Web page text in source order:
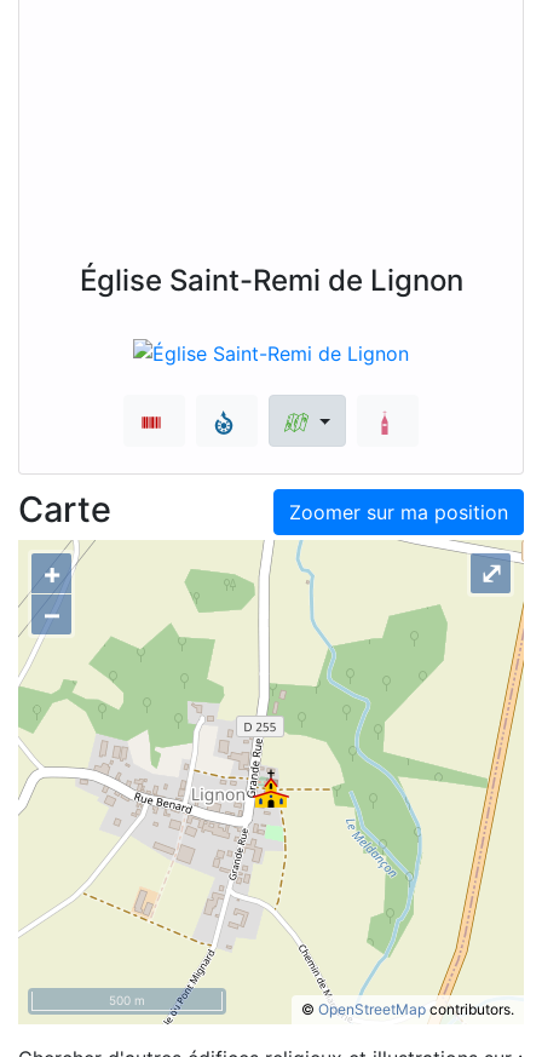
Église Saint-Remi de Lignon
Zoomer sur ma position
Carte
+
–
© OpenStreetMap contributors.
⤢
500 m